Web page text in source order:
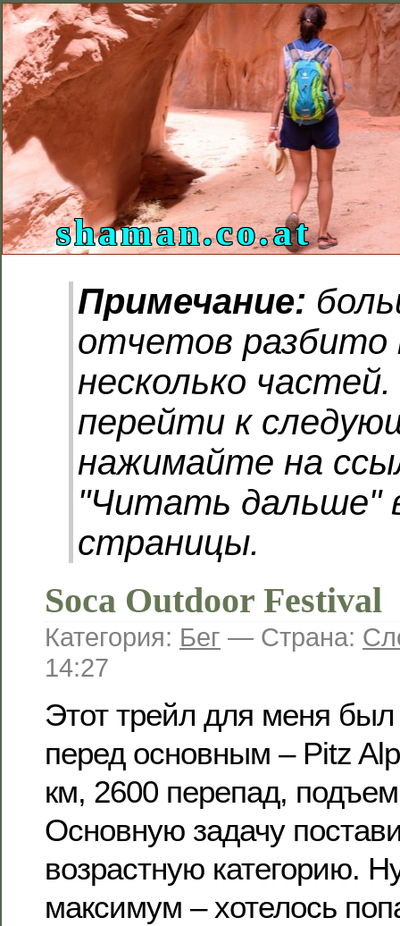
shaman.co.at
Примечание:
отчетов разбито
несколько
перейти к
нажимайте на
"Читать дальше"
страницы.
Soca Outdoor Festival
Категория: Бег — Страна:
14:27
Этот трейл для меня
перед основным – Pitz
км, 2600 перепад,
Основную задачу
возрастную категорию.
максимум – хотелось